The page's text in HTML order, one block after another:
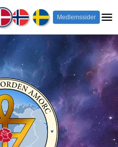
Medlemssider